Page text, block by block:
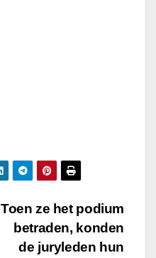
Toen ze het podium
betraden, konden
de juryleden hun